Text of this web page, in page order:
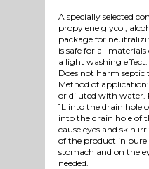
A specially selected
propylene glycol,
package for
is safe for all
a light washing
Does not harm septic
Method of
or diluted with water.
1L into the drain hole
into the drain hole of
cause eyes and skin
of the product in
stomach and on the
needed.